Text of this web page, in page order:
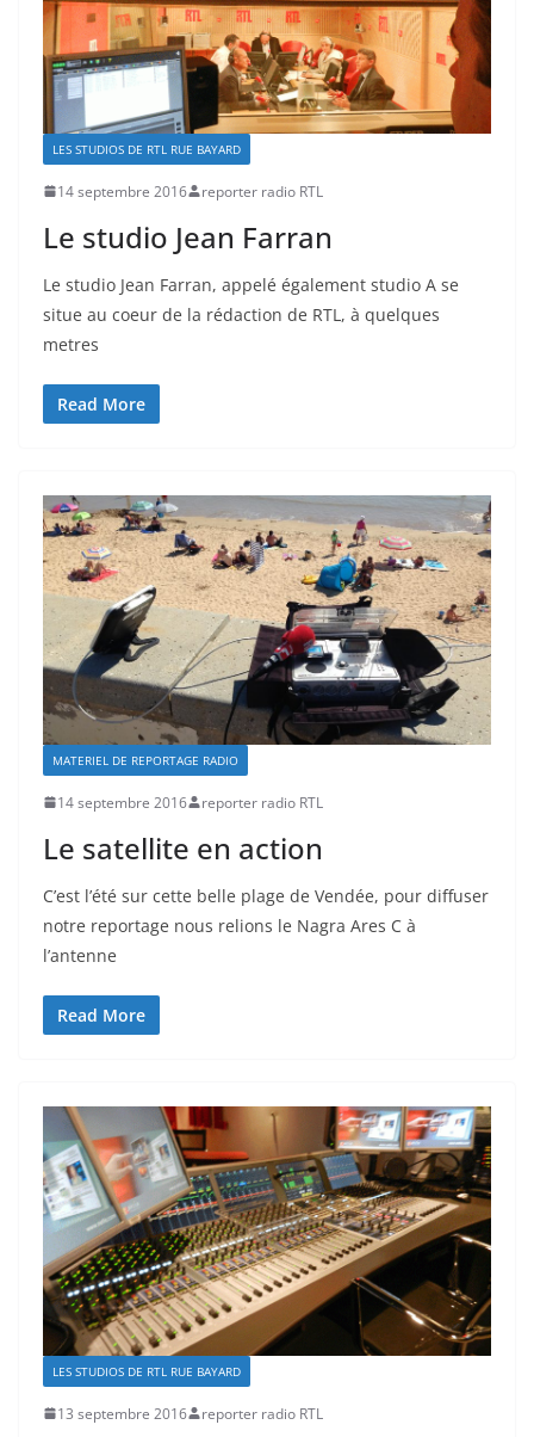
LES STUDIOS DE RTL RUE BAYARD
14 septembre 2016 reporter radio RTL
Le studio Jean Farran
Le studio Jean Farran, appelé également studio A se
situe au coeur de la rédaction de RTL, à quelques
metres
Read More
MATERIEL DE REPORTAGE RADIO
14 septembre 2016 reporter radio RTL
Le satellite en action
C’est l’été sur cette belle plage de Vendée, pour diffuser
notre reportage nous relions le Nagra Ares C à
l’antenne
Read More
LES STUDIOS DE RTL RUE BAYARD
13 septembre 2016 reporter radio RTL